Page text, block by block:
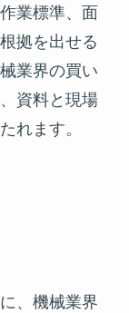
業標準、面
拠を出せる
業界の買い
資料と現場
れます。
、機械業界